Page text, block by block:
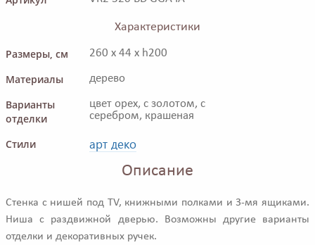
Характеристики
Размеры, см
260 x 44 x h200
Материалы дерево
Варианты
отделки
цвет орех, с золотом, с
серебром, крашеная
Стили арт деко
Описание
Стенка с нишей под TV, книжными полками и 3-мя ящиками.
Ниша с раздвижной дверью. Возможны другие варианты
отделки и декоративных ручек.